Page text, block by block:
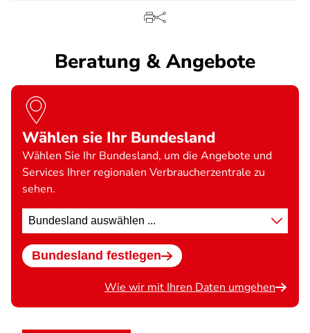
Beratung & Angebote
Wählen sie Ihr Bundesland
Wählen Sie Ihr Bundesland, um die Angebote und
Services Ihrer regionalen Verbraucherzentrale zu
sehen.
Standort
wählen
Bundesland festlegen
Wie wir mit Ihren Daten umgehen